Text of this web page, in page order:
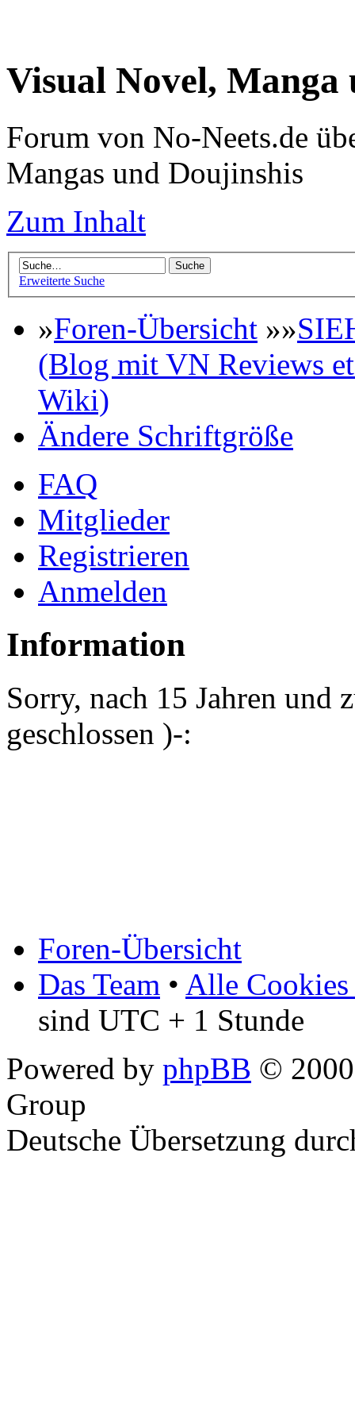
Visual Novel,
Forum von No-Neets.de
Mangas und Doujinshis
Zum Inhalt
Erweiterte Suche
»Foren-Übersicht »»
(Blog mit VN Reviews
Wiki)
Ändere Schriftgröße
FAQ
Mitglieder
Registrieren
Anmelden
Information
Sorry, nach 15 Jahren und
geschlossen )-:
Foren-Übersicht
Das Team • Alle Cookies
sind UTC + 1 Stunde
Powered by phpBB ©
Group
Deutsche Übersetzung